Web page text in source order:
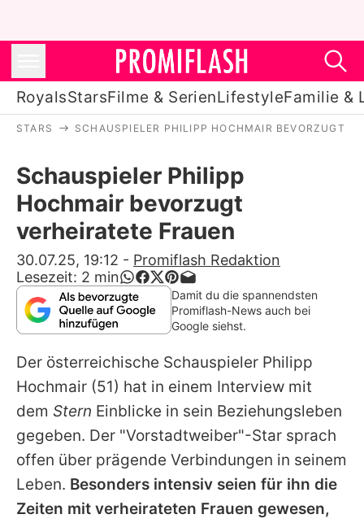
RoyalsStarsFilme & SerienLifestyleFamilie &
Stars
Filme & Serien
Lifestyle
Familie & Liebe
Promiflash Exklusiv
Alle Themen auf Promiflash
Jobs
App runterladen
Team
Redaktionelle Richtlinien
STARS SCHAUSPIELER PHILIPP HOCHMAIR BEVORZUGT
Schauspieler Philipp
Hochmair bevorzugt
verheiratete Frauen
30.07.25, 19:12 - Promiflash Redaktion
Lesezeit: 2 min
Damit du die spannendsten
Promiflash-News auch bei
Google siehst.
Der österreichische Schauspieler Philipp
Hochmair (51) hat in einem Interview mit
dem Stern Einblicke in sein Beziehungsleben
gegeben. Der "Vorstadtweiber"-Star sprach
offen über prägende Verbindungen in seinem
Leben. Besonders intensiv seien für ihn die
Zeiten mit verheirateten Frauen gewesen,